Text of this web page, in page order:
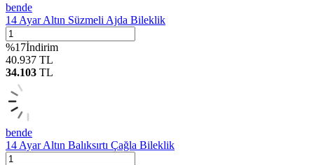
bende
14 Ayar Altın Süzmeli Ajda Bileklik
%17İndirim
40.937 TL
34.103 TL
bende
14 Ayar Altın Balıksırtı Çağla Bileklik